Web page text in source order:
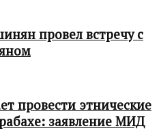
провел встречу с
провести этнические
заявление МИД